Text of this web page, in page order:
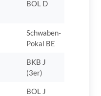
BOL D
Schwaben-
Pokal BE
BKB J
(3er)
BOL J